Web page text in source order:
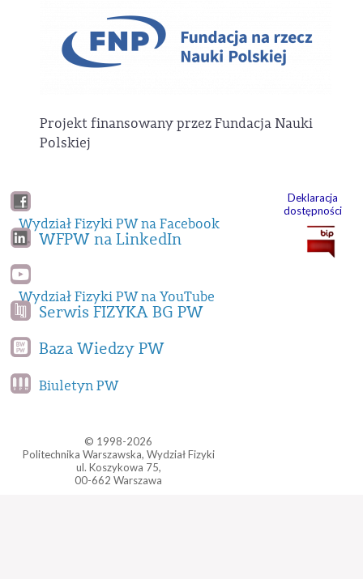
Projekt finansowany przez Fundacja Nauki
Polskiej
Wydział Fizyki PW na Facebook
WFPW na LinkedIn
Wydział Fizyki PW na YouTube
Serwis FIZYKA BG PW
Baza Wiedzy PW
Biuletyn PW
© 1998-2026
Politechnika Warszawska, Wydział Fizyki
ul. Koszykowa 75,
00-662 Warszawa
Deklaracja
dostępności